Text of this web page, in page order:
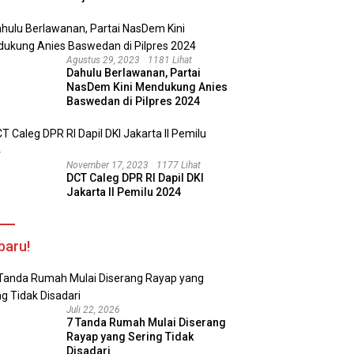
Agustus 29, 2023 1181 Lihat
Dahulu Berlawanan, Partai
NasDem Kini Mendukung Anies
Baswedan di Pilpres 2024
November 17, 2023 1177 Lihat
DCT Caleg DPR RI Dapil DKI
Jakarta II Pemilu 2024
Juli 22, 2026
7 Tanda Rumah Mulai Diserang
Rayap yang Sering Tidak
Disadari